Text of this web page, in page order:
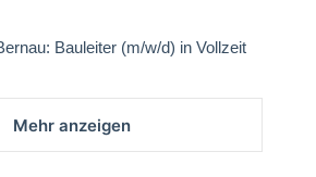
Bauleiter (m/w/d) in Vollzeit
Mehr anzeigen